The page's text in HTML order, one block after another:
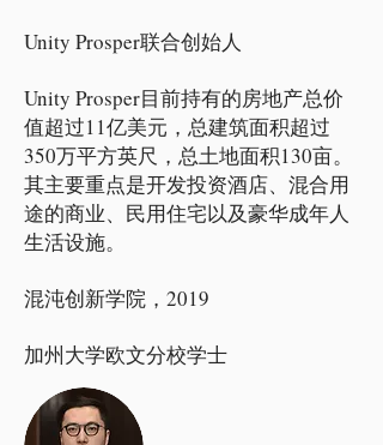
Unity Prosper联合创始人
Unity Prosper目前持有的房地产总价
值超过11亿美元，总建筑面积超过
350万平方英尺，总土地面积130亩。
其主要重点是开发投资酒店、混合用
途的商业、民用住宅以及豪华成年人
生活设施。
混沌创新学院，2019
加州大学欧文分校学士